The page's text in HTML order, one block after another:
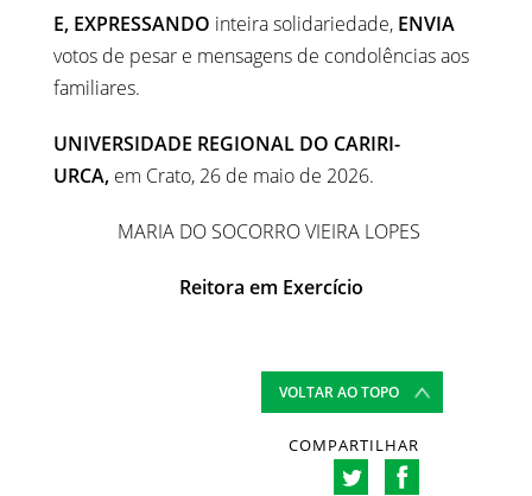
E, EXPRESSANDO inteira solidariedade, ENVIA
votos de pesar e mensagens de condolências aos
familiares.
UNIVERSIDADE REGIONAL DO CARIRI-
URCA, em Crato, 26 de maio de 2026.
MARIA DO SOCORRO VIEIRA LOPES
Reitora em Exercício
VOLTAR AO TOPO
COMPARTILHAR